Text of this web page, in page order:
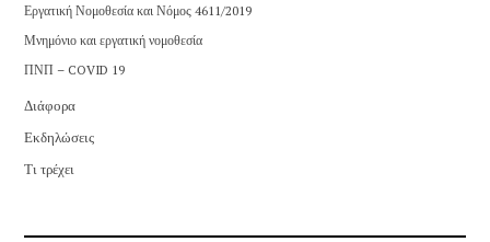
Εργατική Νομοθεσία και Νόμος 4611/2019
Μνημόνιο και εργατική νομοθεσία
ΠΝΠ – COVID 19
Διάφορα
Εκδηλώσεις
Τι τρέχει